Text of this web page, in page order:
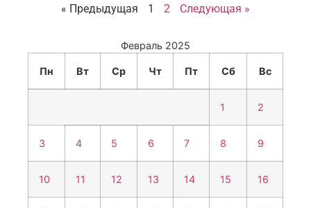
« Предыдущая 1 2 Следующая »
Февраль 2025
Пн Вт Ср Чт Пт Сб Вс
1 2
3 4 5 6 7 8 9
10 11 12 13 14 15 16